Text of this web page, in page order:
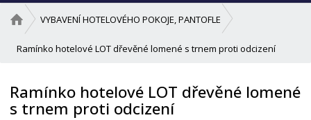
e
a
t
v
o
í
s
VYBAVENÍ HOTELOVÉHO POKOJE, PANTOFLE
Ramínko hotelové LOT dřevěné lomené s trnem proti odcizení
Ramínko hotelové LOT dřevěné lomené
s trnem proti odcizení